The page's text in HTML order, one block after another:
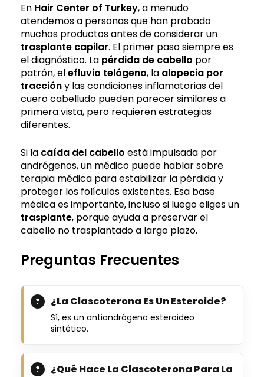
En Hair Center of Turkey, a menudo
atendemos a personas que han probado
muchos productos antes de considerar un
trasplante capilar. El primer paso siempre es
el diagnóstico. La pérdida de cabello por
patrón, elefluvio telógeno, la alopecia por
traccióny las condiciones inflamatorias del
cuero cabelludo pueden parecer similares a
primera vista, pero requieren estrategias
diferentes.
Si la caída del cabello está impulsada por
andrógenos, un médico puede hablar sobre
terapia médica para estabilizar la pérdida y
proteger los folículos existentes. Esa base
médica es importante, incluso si luego eliges un
trasplante, porque ayuda a preservar el
cabello no trasplantado a largo plazo.
Preguntas Frecuentes
¿La Clascoterona Es Un Esteroide?
Sí, es un antiandrógeno esteroideo
sintético.
¿Qué Hace La Clascoterona Para La